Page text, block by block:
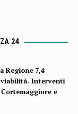
24
Regione 7,4
Interventi
e